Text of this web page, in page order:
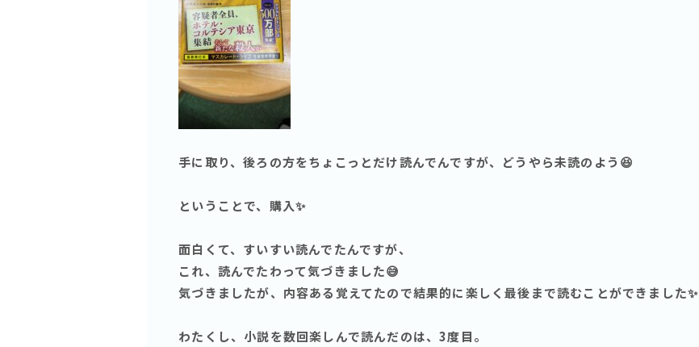
手に取り、後ろの方をちょこっとだけ読んでんですが、どうやら未読のよう😆
ということで、購入✨
面白くて、すいすい読んでたんですが、
これ、読んでたわって気づきました😅
気づきましたが、内容ある覚えてたので結果的に楽しく最後まで読むことができました✨
わたくし、小説を数回楽しんで読んだのは、3度目。